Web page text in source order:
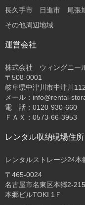
長久手市 日進市 尾張
その他周辺地域
運営会社
株式会社 ウィングニー
〒508-0001
岐阜県中津川市中津川
メール：info@rental-
電 話：0120-930-660
ＦＡＸ：0573-66-3953
レンタル収納現場住所
レンタルストレージ24本
〒465-0024
名古屋市名東区本郷2-215
本郷ビルTOKI 1Ｆ